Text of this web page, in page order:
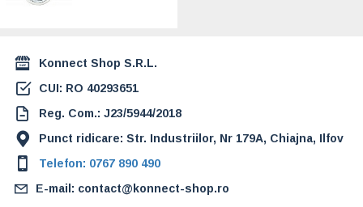
Konnect Shop S.R.L.
CUI: RO 40293651
Reg. Com.: J23/5944/2018
Punct ridicare: Str. Industriilor, Nr 179A, Chiajna, Ilfov
Telefon: 0767 890 490
E-mail: contact@konnect-shop.ro